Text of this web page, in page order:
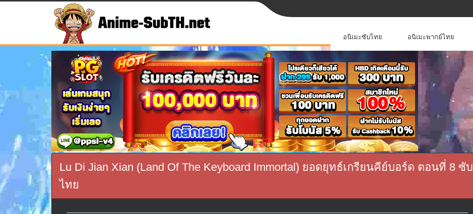
อนิเมะซับไทย อนิเมะพากย์ไทย
Lu Di Jian Xian (Land Of The Keyboard Immortal) ยอดยุทธ์เกรียนคีย์บอร์ด ตอนที่ 8 ซับ
ไทย